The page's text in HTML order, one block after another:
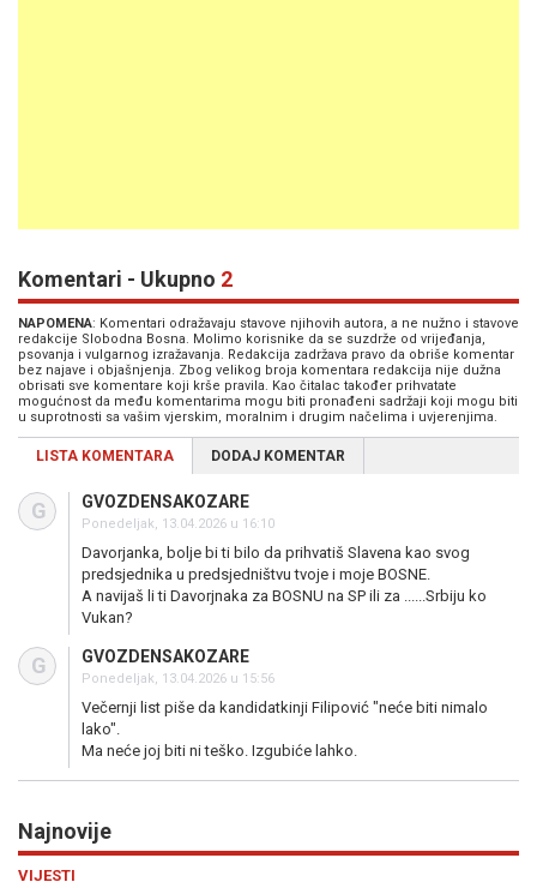
Komentari - Ukupno 2
NAPOMENA: Komentari odražavaju stavove njihovih autora, a ne nužno i stavove
redakcije Slobodna Bosna. Molimo korisnike da se suzdrže od vrijeđanja,
psovanja i vulgarnog izražavanja. Redakcija zadržava pravo da obriše komentar
bez najave i objašnjenja. Zbog velikog broja komentara redakcija nije dužna
obrisati sve komentare koji krše pravila. Kao čitalac također prihvatate
mogućnost da među komentarima mogu biti pronađeni sadržaji koji mogu biti
u suprotnosti sa vašim vjerskim, moralnim i drugim načelima i uvjerenjima.
LISTA KOMENTARA DODAJ KOMENTAR
G GVOZDENSAKOZARE
Ponedeljak, 13.04.2026 u 16:10
Davorjanka, bolje bi ti bilo da prihvatiš Slavena kao svog
predsjednika u predsjedništvu tvoje i moje BOSNE.
A navijaš li ti Davorjnaka za BOSNU na SP ili za ......Srbiju ko
Vukan?
G GVOZDENSAKOZARE
Ponedeljak, 13.04.2026 u 15:56
Večernji list piše da kandidatkinji Filipović "neće biti nimalo
lako".
Ma neće joj biti ni teško. Izgubiće lahko.
Najnovije
SVIJET